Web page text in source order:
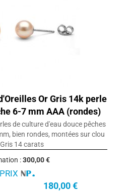
Or Gris 14k perle
6-7 mm AAA (rondes)
de culture d'eau douce pêches
bien rondes, montées sur clou
14 carats
:300,00 €
PRIX
180,00 €